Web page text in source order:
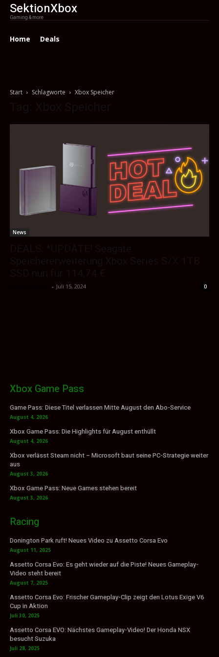
SektionXbox
Gaming & more
Home Deals
Start Schlagworte Xbox Speicher
News
- Juli 15, 2024 0
Xbox Game Pass
Game Pass: Diese Titel verlassen Mitte August den Abo-Service
August 4, 2026
Xbox Game Pass: Die Highlights für August enthüllt
August 4, 2026
Xbox verlässt Steam nicht – Microsoft baut seine PC-Strategie weiter
aus
August 3, 2026
Xbox Game Pass: Neue Games stehen bereit
August 3, 2026
Racing
Donington Park ruft! Neues Video zu Assetto Corsa Evo
August 11, 2025
Assetto Corsa Evo: Es geht wieder auf die Piste! Neues Gameplay-
Video steht bereit
August 7, 2025
Assetto Corsa Evo: Frischer Gameplay-Clip zeigt den Lotus Exige V6
Cup in Aktion
Juli 30, 2025
Assetto Corsa EVO: Nächstes Gameplay-Video! Der Honda NSX
besucht Suzuka
Juli 28, 2025